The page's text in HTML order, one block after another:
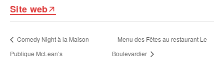
Site web
Comedy Night à la Maison
Publique McLean’s
Menu des Fêtes au restaurant Le
Boulevardier